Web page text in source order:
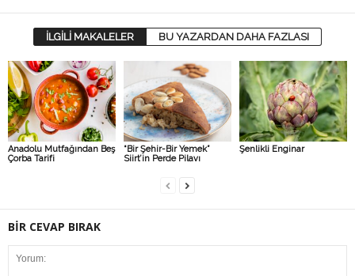
İLGİLİ MAKALELER BU YAZARDAN DAHA FAZLASI
Anadolu Mutfağından Beş
Çorba Tarifi
“Bir Şehir-Bir Yemek”
Siirt’in Perde Pilavı
Şenlikli Enginar
BİR CEVAP BIRAK